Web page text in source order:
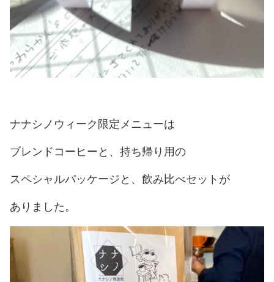
ナナシノウィーク限定メニューは
ブレンドコーヒーと、持ち帰り用の
スペシャルパッケージと、飲み比べセットが
ありました。